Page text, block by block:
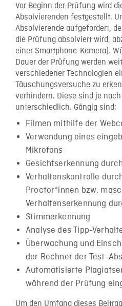
Vor Beginn der Prüfung wird
Absolvierenden festgestellt.
Absolvierende aufgefordert,
die Prüfung absolviert wird,
einer Smartphone-Kamera).
Dauer der Prüfung werden
verschiedener Technologien
Täuschungsversuche zu
verhindern. Diese sind je
unterschiedlich. Gängig sind:
Filmen mithilfe der
Verwendung eines
Mikrofons
Gesichtserkennung
Verhaltenskontrolle
Proctor*innen bzw.
Verhaltenserkennung
Stimmerkennung
Analyse des Tipp-
Überwachung und
der Rechner der Test-
Automatisierte
während der Prüfung
Um den Umfang dieses